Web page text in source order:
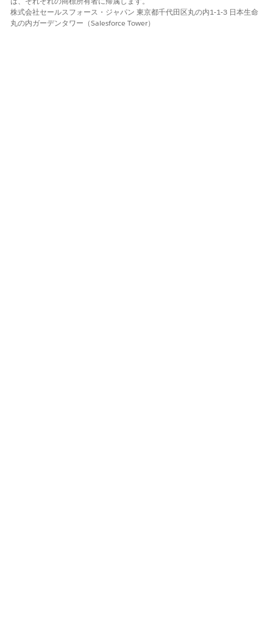
もビデオ通話機能が必要ですか?
Maria: 標準のデスクトップフォンで問題ありません。ビデ
株式会社セールスフォース・ジャパン 東京都千代田区丸の内1-1-3 日本生命
丸の内ガーデンタワー（Salesforce Tower）